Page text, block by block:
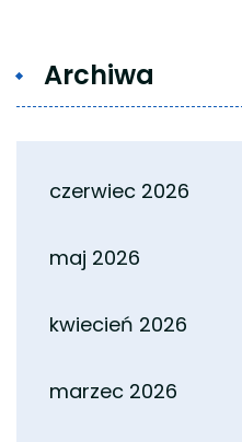
Archiwa
czerwiec 2026
maj 2026
kwiecień 2026
marzec 2026